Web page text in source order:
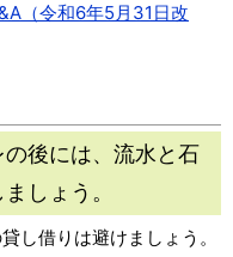
（令和6年5月31日改
後には、流水と石
しょう。
し借りは避けましょう。